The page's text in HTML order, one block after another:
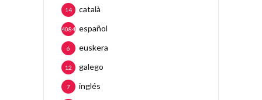
català
14
español
4084
euskera
6
galego
12
inglés
7